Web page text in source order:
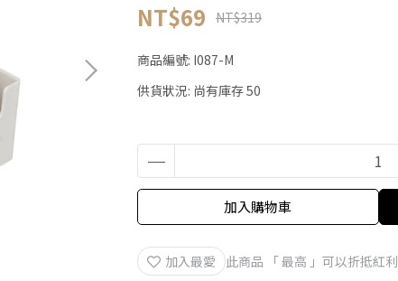
NT$69 NT$319
商品編號: I087-M
供貨狀況: 尚有庫存 50
加入購物車
加入最愛 此商品 「 最高 」可以折抵紅利